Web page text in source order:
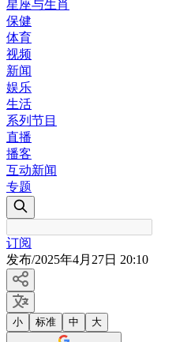
星座与生肖
保健
体育
视频
新闻
娱乐
生活
系列节目
直播
播客
互动新闻
专题
订阅
发布/2025年4月27日 20:10
小 标准 中 大